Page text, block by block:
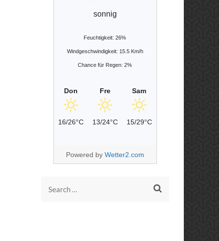
sonnig
Feuchtigkeit: 26%
Windgeschwindigkeit: 15.5 Km/h
Chance für Regen: 2%
Don
16/26°C
Fre
13/24°C
Sam
15/29°C
Powered by Wetter2.com
Search